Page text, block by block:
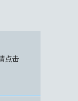
点击